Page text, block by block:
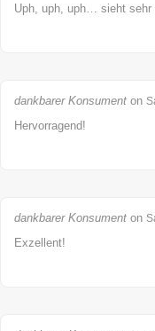
Uph, uph, uph… sieht sehr
dankbarer Konsument on
Hervorragend!
dankbarer Konsument on
Exzellent!